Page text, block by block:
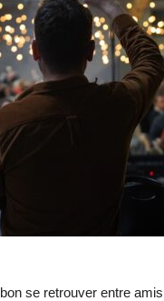
se retrouver entre